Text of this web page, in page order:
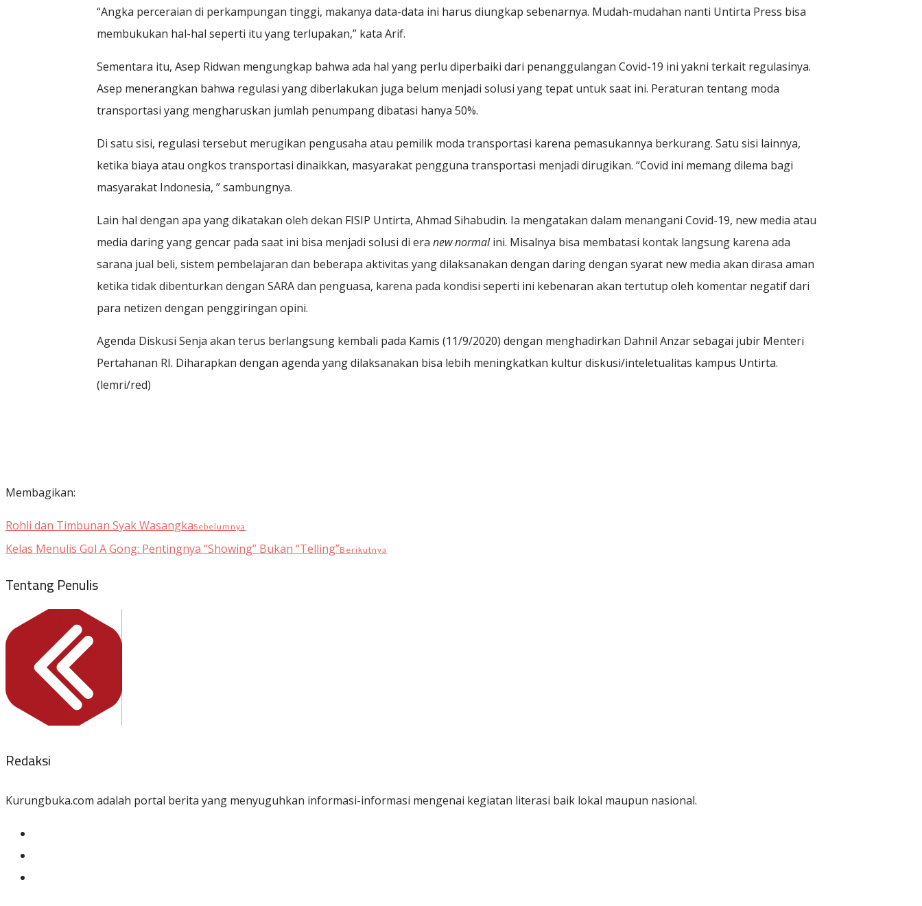
“Angka perceraian di perkampungan tinggi, makanya data-data ini harus diungkap sebenarnya. Mudah-mudahan nanti Untirta Press bisa
membukukan hal-hal seperti itu yang terlupakan,” kata Arif.
Sementara itu, Asep Ridwan mengungkap bahwa ada hal yang perlu diperbaiki dari penanggulangan Covid-19 ini yakni terkait regulasinya.
Asep menerangkan bahwa regulasi yang diberlakukan juga belum menjadi solusi yang tepat untuk saat ini. Peraturan tentang moda
transportasi yang mengharuskan jumlah penumpang dibatasi hanya 50%.
Di satu sisi, regulasi tersebut merugikan pengusaha atau pemilik moda transportasi karena pemasukannya berkurang. Satu sisi lainnya,
ketika biaya atau ongkos transportasi dinaikkan, masyarakat pengguna transportasi menjadi dirugikan. “Covid ini memang dilema bagi
masyarakat Indonesia, ” sambungnya.
Lain hal dengan apa yang dikatakan oleh dekan FISIP Untirta, Ahmad Sihabudin. Ia mengatakan dalam menangani Covid-19, new media atau
media daring yang gencar pada saat ini bisa menjadi solusi di era new normalini. Misalnya bisa membatasi kontak langsung karena ada
sarana jual beli, sistem pembelajaran dan beberapa aktivitas yang dilaksanakan dengan daring dengan syarat new media akan dirasa aman
ketika tidak dibenturkan dengan SARA dan penguasa, karena pada kondisi seperti ini kebenaran akan tertutup oleh komentar negatif dari
para netizen dengan penggiringan opini.
Agenda Diskusi Senja akan terus berlangsung kembali pada Kamis (11/9/2020) dengan menghadirkan Dahnil Anzar sebagai jubir Menteri
Pertahanan RI. Diharapkan dengan agenda yang dilaksanakan bisa lebih meningkatkan kultur diskusi/inteletualitas kampus Untirta.
(lemri/red)
Membagikan:
Rohli dan Timbunan Syak WasangkaSebelumnya
Kelas Menulis Gol A Gong: Pentingnya “Showing” Bukan “Telling”Berikutnya
Tentang Penulis
Redaksi
Kurungbuka.com adalah portal berita yang menyuguhkan informasi-informasi mengenai kegiatan literasi baik lokal maupun nasional.